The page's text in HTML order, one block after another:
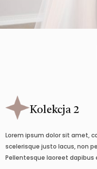
Kolekcja 2
Lorem ipsum dolor sit amet,
scelerisque justo lacus, non
Pellentesque laoreet dapibus